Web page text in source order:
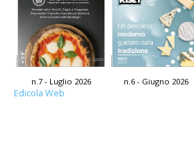
n.7 - Luglio 2026 n.6 - Giugno 2026
Edicola Web